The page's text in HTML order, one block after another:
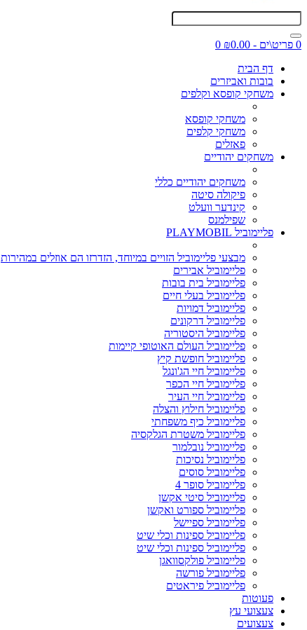
0 פריט\ים - ₪0.00
0
דף הבית
בובות ואביזרים
משחקי קופסא וקלפים
משחקי קופסא
משחקי קלפים
פאזלים
משחקים יהודיים
משחקים יהודיים כללי
פיקולה סיטה
קינדער וועלט
שפילמנס
פליימוביל PLAYMOBIL
מבצעי פליימוביל הזויים במיוחד, הזדרזו הם אוזלים במהירות
פליימוביל אבירים
פליימוביל בית בובות
פליימוביל בעלי חיים
פליימוביל דמויות
פליימוביל דרקונים
פליימוביל היסטוריה
פליימוביל העולם האוטופי קיימות
פליימוביל חופשת קיץ
פליימוביל חיי הג'ונגל
פליימוביל חיי הכפר
פליימוביל חיי העיר
פליימוביל חילוץ והצלה
פליימוביל כיף משפחתי
פליימוביל משטרת הגלקסיה
פליימוביל נובלמור
פליימוביל נסיכות
פליימוביל סוסים
פליימוביל סופר 4
פליימוביל סיטי אקשן
פליימוביל ספורט ואקשן
פליימוביל ספיישל
פליימוביל ספינות וכלי שיט
פליימוביל ספינות וכלי שיט
פליימוביל פולקסוואגן
פליימוביל פורשה
פליימוביל פיראטים
פעוטות
צעצועי עץ
צעצועים